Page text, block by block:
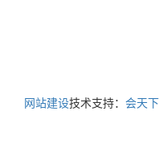
网站建设技术支持： 会天下